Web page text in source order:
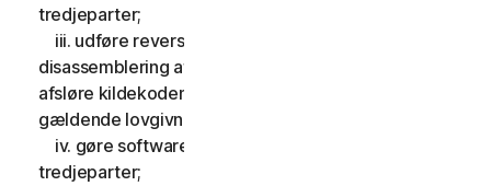
tredjeparter;
iii. udføre reverse engineering, dekompilering eller
disassemblering af softwaren, eller gøre forsøg på at
afsløre kildekoden, undtagen, og kun i det omfang
gældende lovgivning udtrykkeligt tillader det;
iv. gøre softwarens funktionalitet tilgængelig for
tredjeparter;